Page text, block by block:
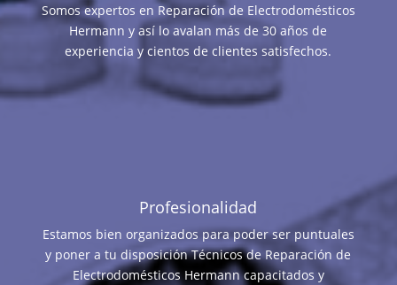
Somos expertos en Reparación de Electrodomésticos
Hermann y así lo avalan más de 30 años de
experiencia y cientos de clientes satisfechos.
Profesionalidad
Estamos bien organizados para poder ser puntuales
y poner a tu disposición Técnicos de Reparación de
Electrodomésticos Hermann capacitados y